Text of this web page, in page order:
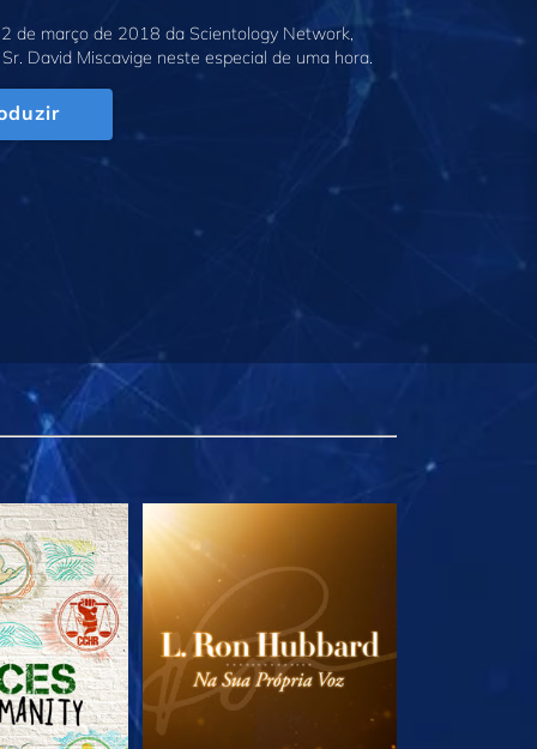
de março de 2018 da Scientology Network,
David Miscavige neste especial de uma hora.